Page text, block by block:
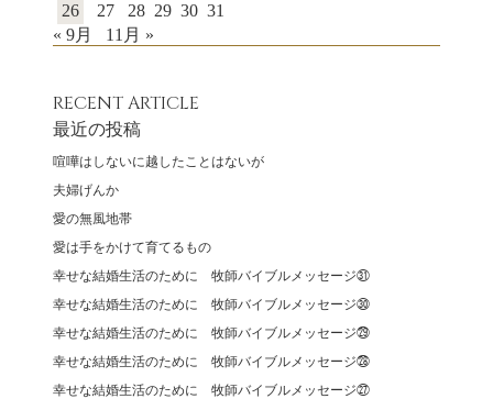
26
27 28 29 30 31
« 9月
11月 »
RECENT ARTICLE
最近の投稿
喧嘩はしないに越したことはないが
夫婦げんか
愛の無風地帯
愛は手をかけて育てるもの
幸せな結婚生活のために 牧師バイブルメッセージ㉛
幸せな結婚生活のために 牧師バイブルメッセージ㉚
幸せな結婚生活のために 牧師バイブルメッセージ㉙
幸せな結婚生活のために 牧師バイブルメッセージ㉘
幸せな結婚生活のために 牧師バイブルメッセージ㉗